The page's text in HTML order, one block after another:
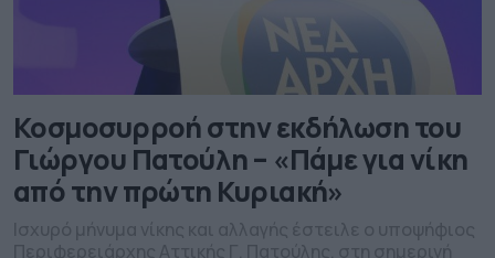
Κοσμοσυρροή στην εκδήλωση του
Γιώργου Πατούλη – «Πάμε για νίκη
από την πρώτη Κυριακή»